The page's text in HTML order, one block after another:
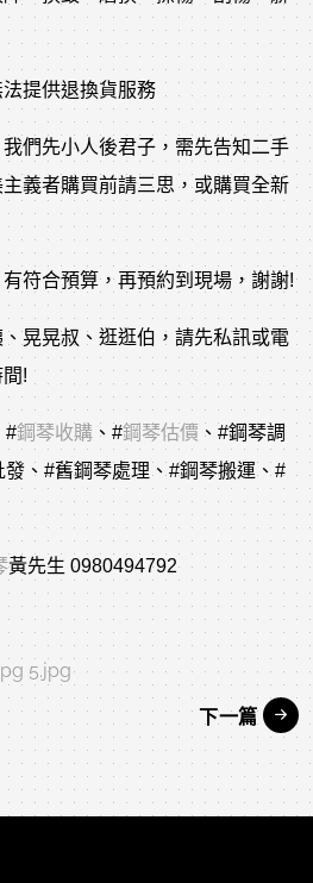
提供退換貨服務
們先小人後君子，需先告知二手
義者購買前請三思，或購買全新
符合預算，再預約到現場，謝謝!
晃晃叔、逛逛伯，請先私訊或電
!
#鋼琴收購 、 #鋼琴估價 、 #鋼琴調
發 、 #舊鋼琴處理、#鋼琴搬運、#
黃先生 0980494792
5.jpg
下一篇